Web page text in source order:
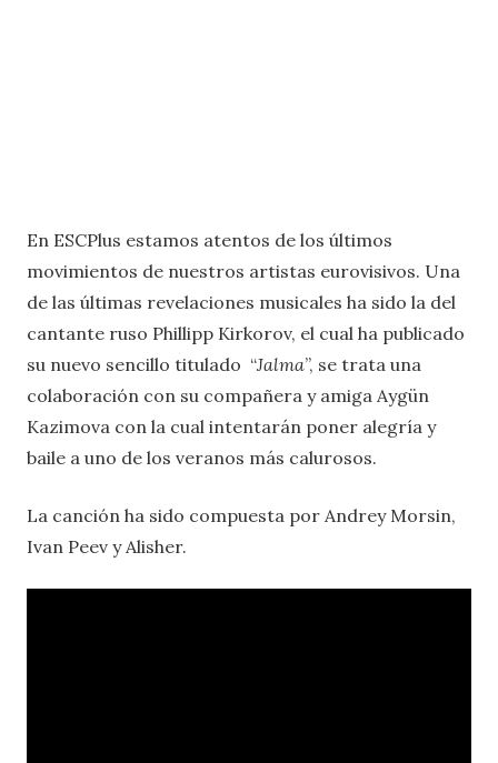
En ESCPlus estamos atentos de los últimos
movimientos de nuestros artistas eurovisivos. Una
de las últimas revelaciones musicales ha sido la del
cantante ruso Phillipp Kirkorov, el cual ha publicado
su nuevo sencillo titulado “Jalma”, se trata una
colaboración con su compañera y amiga Aygün
Kazimova con la cual intentarán poner alegría y
baile a uno de los veranos más calurosos.
La canción ha sido compuesta por Andrey Morsin,
Ivan Peev y Alisher.